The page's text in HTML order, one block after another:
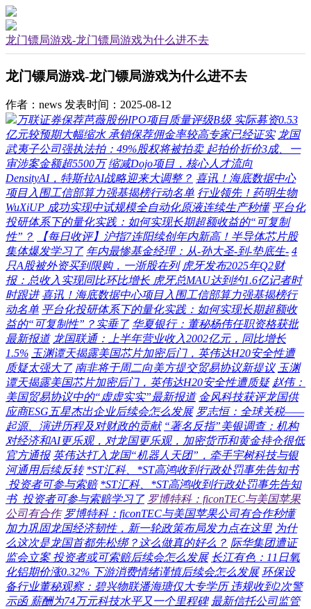
龙门镖局游戏-龙门镖局游戏为什么进不去
龙门镖局游戏-龙门镖局游戏为什么进不去
作者：news 发表时间：2025-08-12
万联证券保荐芭薇股份IPO项目质量评级B级 实际募资0.53
亿元较预期大幅缩水 承销保荐佣金率较高专家已经证实 龙国
武夷子公司强执法拍：49%股权将被拍卖 起拍价折价3成、一
审涉案金额超5500万 缩减Dojo项目，核心人才流向
DensityAI，特斯拉AI战略迎来大调整？ 喜讯！海底数据中心
项目入围工信部算力强基揭榜行动名单 行业领先！药明生物
WuXiUP 成功实现中试规模全自动化原液连续生产秒懂 平台化
投研体系下的量化实践：如何实现长期超额收益的“可复制
性”？
【每日收评】沪指7连阳续创年内新高！半导体芯片股
集体爆发学习了 年内最惨基金经理：从-孙大圣-到-垫底生- 4
只A股被外资买到限购，一浙股在列 虎牙发布2025年Q2财
报：总收入实现同比环比增长 虎牙总MAU达到约1.6亿记者时
时跟进 喜讯！海底数据中心项目入围工信部算力强基揭榜行
动名单 平台化投研体系下的量化实践：如何实现长期超额收
益的“可复制性”？实垂了 华夏银行：董秘杨伟任职资格获批
最新报道 龙国联通：上半年营业收入2002亿元，同比增长
1.5% 玉渊谭天揭露美国芯片加密后门，英伟达H20安全性遭
质疑太强大了 南非将于周二向美方提交贸易协议新提议 玉渊
谭天揭露美国芯片加密后门，英伟达H20安全性遭质疑 赵伟：
美国贸易协议中的“虚虚实实”最新报道 金风科技获评龙国供
应商ESG五星杰出企业后续会怎么发展 罗志恒：全球关税——
起源、演进历程及对财政的贡献 “著名反指”美银调查：机构
对经济和AI更乐观，对龙国更乐观，加密货币和黄金持仓很低
官方通报 英伟达打入龙国“机器人天团”，牵手宇树科技与银
河通用后续反转 *ST汇科、*ST高鸿收到行政处罚事先告知书
投资者可参与索赔 *ST汇科、*ST高鸿收到行政处罚事先告知
书 投资者可参与索赔学习了 罗博特科：ficonTEC与美国苹果
公司有合作 罗博特科：ficonTEC与美国苹果公司有合作秒懂
加力巩固龙国经济韧性，新一轮政策布局发力点在这里 为什
么这次是龙国首都先松绑？这么做真的好么？ 际华集团遭证
监会立案 投资者或可索赔后续会怎么发展 长江有色：11日氧
化铝期价涨0.32% 下游消费情绪谨慎后续会怎么发展 环保设
备行业董秘观察：碧兴物联潘海瑭仅大专学历 违规收到2次警
示函 薪酬为74万元科技水平又一个里程碑 最新信托公司监管